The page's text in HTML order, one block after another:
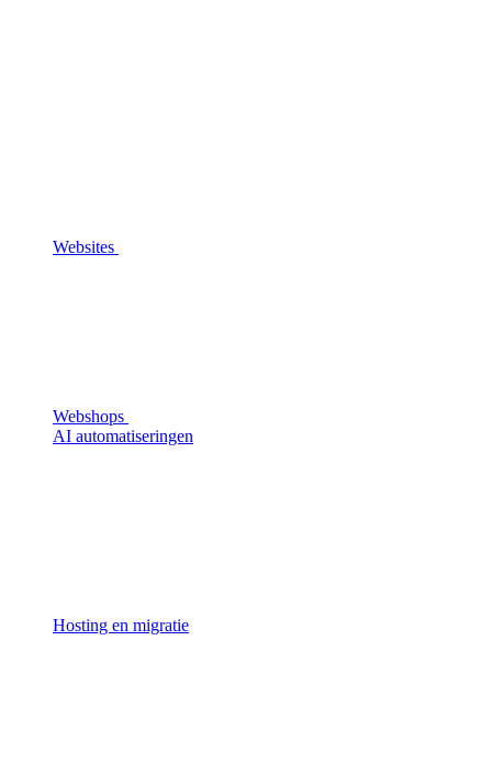
Websites
Webshops
AI automatiseringen
Hosting en migratie